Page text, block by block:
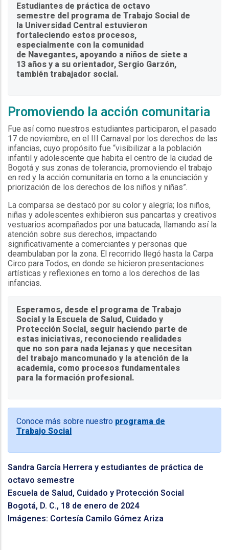
Estudiantes de práctica de octavo
semestre del programa de Trabajo Social de
la Universidad Central estuvieron
fortaleciendo estos procesos,
especialmente con la comunidad
de Navegantes, apoyando a niños de siete a
13 años y a su orientador, Sergio Garzón,
también trabajador social.
Promoviendo la acción comunitaria
Fue así como nuestros estudiantes participaron, el pasado
17 de noviembre, en el III Carnaval por los derechos de las
infancias, cuyo propósito fue “visibilizar a la población
infantil y adolescente que habita el centro de la ciudad de
Bogotá y sus zonas de tolerancia, promoviendo el trabajo
en red y la acción comunitaria en torno a la enunciación y
priorización de los derechos de los niños y niñas”.
La comparsa se destacó por su color y alegría; los niños,
niñas y adolescentes exhibieron sus pancartas y creativos
vestuarios acompañados por una batucada, llamando así la
atención sobre sus derechos, impactando
significativamente a comerciantes y personas que
deambulaban por la zona. El recorrido llegó hasta la Carpa
Circo para Todos, en donde se hicieron presentaciones
artísticas y reflexiones en torno a los derechos de las
infancias.
Esperamos, desde el programa de Trabajo
Social y la Escuela de Salud, Cuidado y
Protección Social, seguir haciendo parte de
estas iniciativas, reconociendo realidades
que no son para nada lejanas y que necesitan
del trabajo mancomunado y la atención de la
academia, como procesos fundamentales
para la formación profesional.
Conoce más sobre nuestro programa de
Trabajo Social
Sandra García Herrera y estudiantes de práctica de
octavo semestre
Escuela de Salud, Cuidado y Protección Social
Bogotá, D. C., 18 de enero de 2024
Imágenes: Cortesía Camilo Gómez Ariza